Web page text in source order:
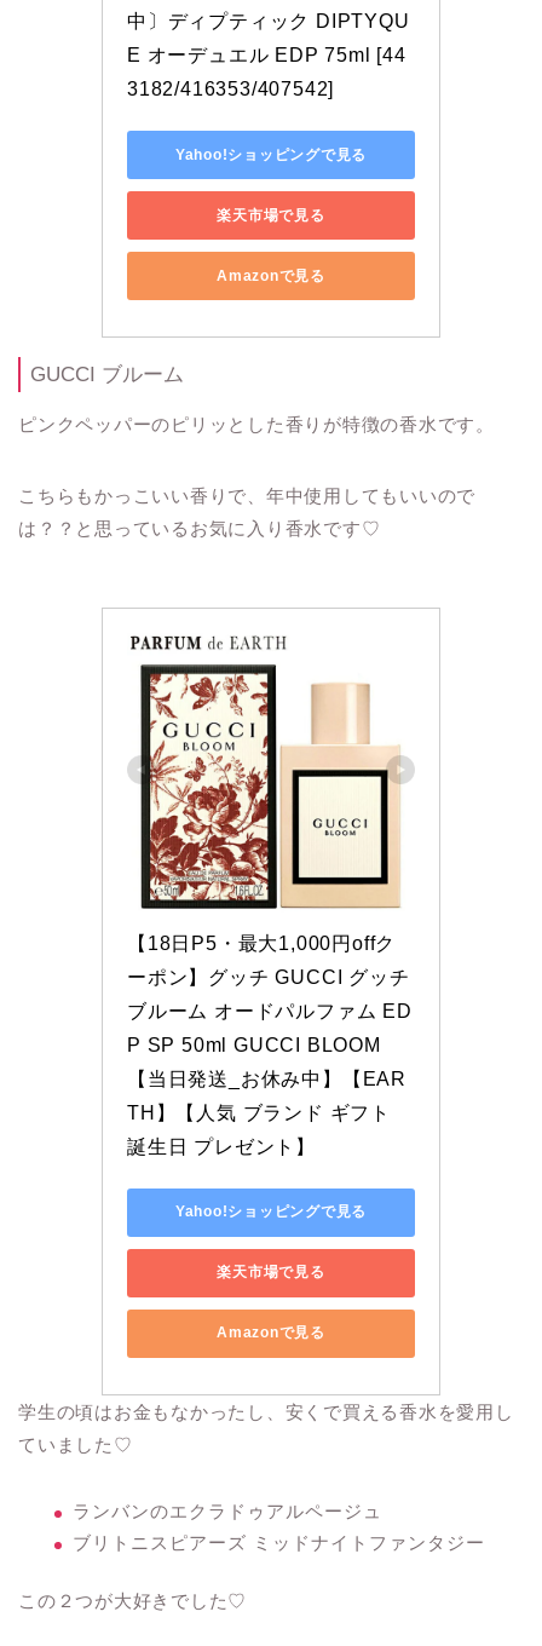
中〕ディプティック DIPTYQU
E オーデュエル EDP 75ml [44
3182/416353/407542]
Yahoo!ショッピングで見る
楽天市場で見る
Amazonで見る
GUCCI ブルーム
ピンクペッパーのピリッとした香りが特徴の香水です。
こちらもかっこいい香りで、年中使用してもいいので
は？？と思っているお気に入り香水です♡
【18日P5・最大1,000円offク
ーポン】グッチ GUCCI グッチ
ブルーム オードパルファム ED
P SP 50ml GUCCI BLOOM
【当日発送_お休み中】【EAR
TH】【人気 ブランド ギフト
誕生日 プレゼント】
Yahoo!ショッピングで見る
楽天市場で見る
Amazonで見る
学生の頃はお金もなかったし、安くで買える香水を愛用し
ていました♡
ランバンのエクラドゥアルページュ
ブリトニスピアーズ ミッドナイトファンタジー
この２つが大好きでした♡